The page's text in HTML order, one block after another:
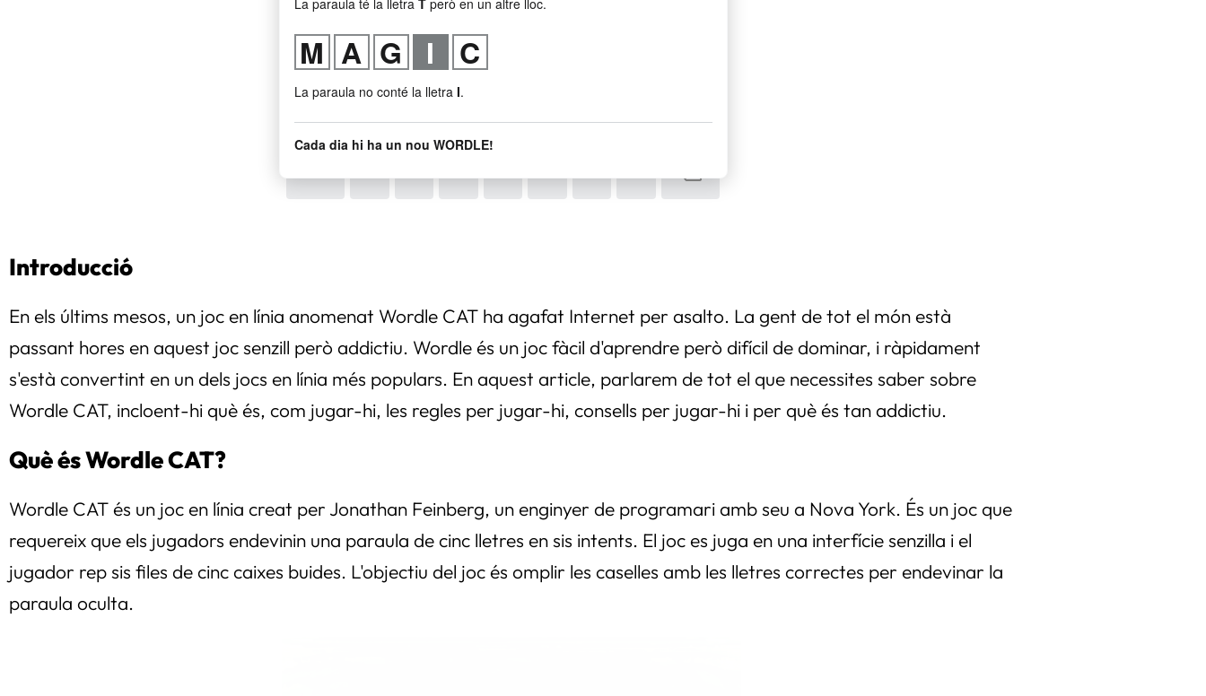
Introducció
En els últims mesos, un joc en línia anomenat Wordle CAT ha agafat Internet per asalto. La gent de tot el món està
passant hores en aquest joc senzill però addictiu. Wordle és un joc fàcil d'aprendre però difícil de dominar, i ràpidament
s'està convertint en un dels jocs en línia més populars. En aquest article, parlarem de tot el que necessites saber sobre
Wordle CAT, incloent-hi què és, com jugar-hi, les regles per jugar-hi, consells per jugar-hi i per què és tan addictiu.
Què és Wordle CAT?
Wordle CAT és un joc en línia creat per Jonathan Feinberg, un enginyer de programari amb seu a Nova York. És un joc que
requereix que els jugadors endevinin una paraula de cinc lletres en sis intents. El joc es juga en una interfície senzilla i el
jugador rep sis files de cinc caixes buides. L'objectiu del joc és omplir les caselles amb les lletres correctes per endevinar la
paraula oculta.